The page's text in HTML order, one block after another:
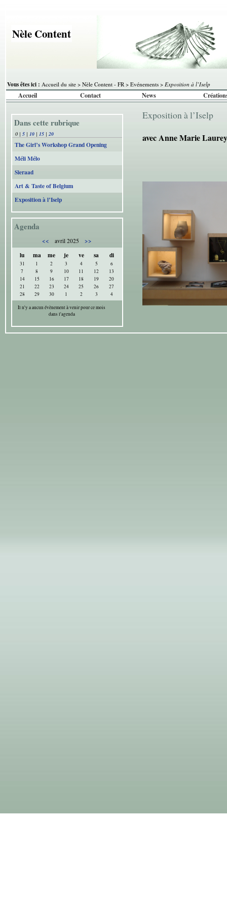
Nèle Content
Vous êtes ici : Accueil du site > Nèle Content - FR > Evénements > Exposition à l’Iselp
Accueil Contact News
Dans cette rubrique
0 | 5 | 10 | 15 | 20
The Girl’s Workshop Grand Opening
Méli Mélo
Sieraad
Art & Taste of Belgium
Exposition à l’Iselp
Agenda
<< avril 2025
>>
lu
ma me je ve sa di
31 1 2 3 4 5
6
7
8 9 10 11 12
13
14
15 16 17 18 19
20
21
22 23 24 25 26
27
28
29 30 1 2 3
4
Il n'y a aucun évènement à venir pour ce mois
dans l'agenda
Exposition à l’Iselp
avec Anne Marie